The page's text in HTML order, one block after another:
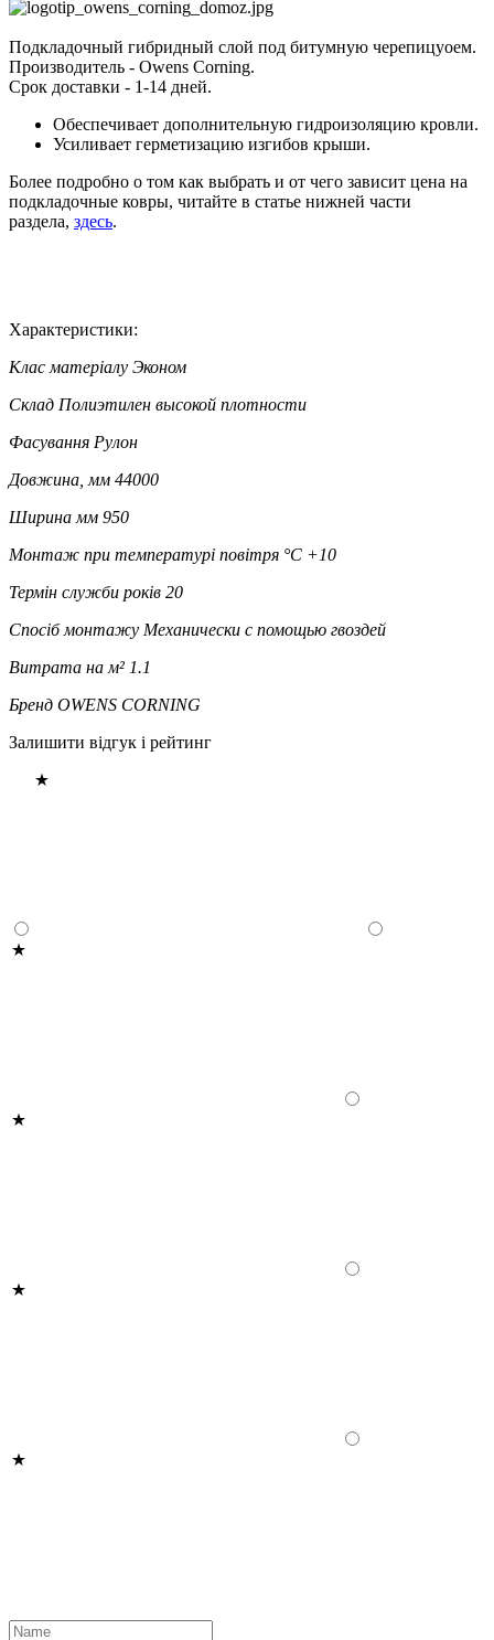
Подкладочный гибридный слой под битумную черепицуоем.
Производитель - Owens Corning.
Срок доставки - 1-14 дней.
Обеспечивает дополнительную гидроизоляцию кровли.
Усиливает герметизацию изгибов крыши.
Более подробно о том как выбрать и от чего зависит цена на
подкладочные ковры, читайте в статье нижней части
раздела, здесь.
Характеристики:
Клас матеріалу Эконом
Склад Полиэтилен высокой плотности
Фасування Рулон
Довжина, мм 44000
Ширина мм 950
Монтаж при температурі повітря °C +10
Термін служби років 20
Спосіб монтажу Механически с помощью гвоздей
Витрата на м² 1.1
Бренд OWENS CORNING
Залишити відгук і рейтинг